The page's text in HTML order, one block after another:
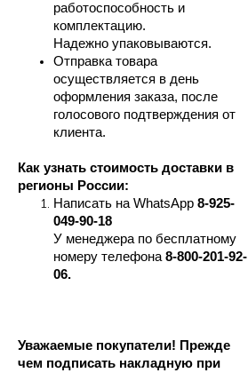
работоспособность и
комплектацию.
Надежно упаковываются.
Отправка товара
осуществляется в день
оформления заказа, после
голосового подтверждения от
клиента.
Как узнать стоимость доставки в
регионы России:
Написать на WhatsApp 8-925-
049-90-18
У менеджера по бесплатному
номеру телефона 8-800-201-92-
06.
Уважаемые покупатели! Прежде
чем подписать накладную при